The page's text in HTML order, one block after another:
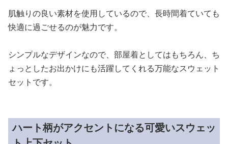
肌触りの良い素材を使用しているので、長時間着ていても
快適に過ごせるのが魅力です。
シンプルなデザインなので、部屋着としてはもちろん、ち
ょっとしたお出かけにも活躍してくれる万能なスウェット
セットです。
ハート柄がアクセントになる可愛いスウェッ